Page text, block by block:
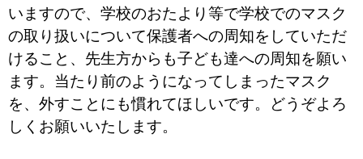
いますので、学校のおたより等で学校でのマスク
の取り扱いについて保護者への周知をしていただ
けること、先生方からも子ども達への周知を願い
ます。当たり前のようになってしまったマスク
を、外すことにも慣れてほしいです。どうぞよろ
しくお願いいたします。